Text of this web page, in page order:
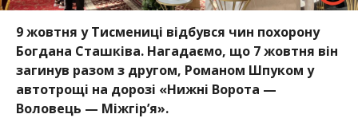
9 жовтня у Тисмениці відбувся чин похорону
Богдана Сташківа. Нагадаємо, що 7 жовтня він
загинув разом з другом, Романом Шпуком у
автотрощі на дорозі «Нижні Ворота —
Воловець — Міжгір’я».